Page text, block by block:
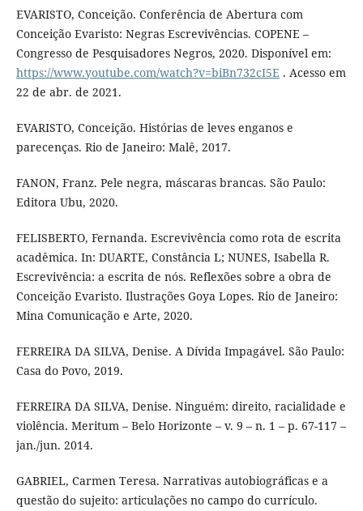
EVARISTO, Conceição. Conferência de Abertura com
Conceição Evaristo: Negras Escrevivências. COPENE –
Congresso de Pesquisadores Negros, 2020. Disponível em:
https://www.youtube.com/watch?v=biBn732cI5E . Acesso em
22 de abr. de 2021.
EVARISTO, Conceição. Histórias de leves enganos e
parecenças. Rio de Janeiro: Malê, 2017.
FANON, Franz. Pele negra, máscaras brancas. São Paulo:
Editora Ubu, 2020.
FELISBERTO, Fernanda. Escrevivência como rota de escrita
acadêmica. In: DUARTE, Constância L; NUNES, Isabella R.
Escrevivência: a escrita de nós. Reflexões sobre a obra de
Conceição Evaristo. Ilustrações Goya Lopes. Rio de Janeiro:
Mina Comunicação e Arte, 2020.
FERREIRA DA SILVA, Denise. A Dívida Impagável. São Paulo:
Casa do Povo, 2019.
FERREIRA DA SILVA, Denise. Ninguém: direito, racialidade e
violência. Meritum – Belo Horizonte – v. 9 – n. 1 – p. 67-117 –
jan./jun. 2014.
GABRIEL, Carmen Teresa. Narrativas autobiográficas e a
questão do sujeito: articulações no campo do currículo.